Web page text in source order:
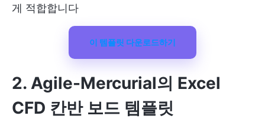
게 적합합니다
이 템플릿 다운로드하기
2. Agile-Mercurial의 Excel
CFD 칸반 보드 템플릿